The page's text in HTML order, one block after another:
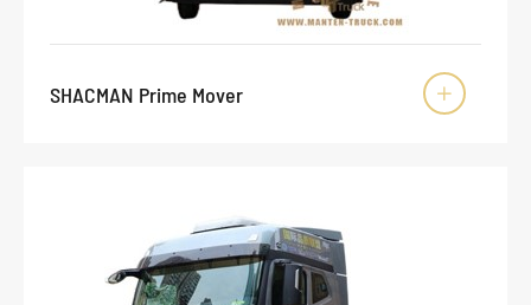
SHACMAN Prime Mover 